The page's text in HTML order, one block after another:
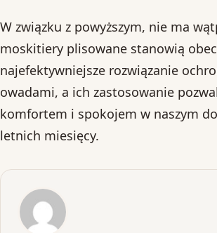
W związku z powyższym, nie ma
moskitiery plisowane stanowią
najefektywniejsze rozwiązanie
owadami, a ich zastosowanie
komfortem i spokojem w naszym
letnich miesięcy.